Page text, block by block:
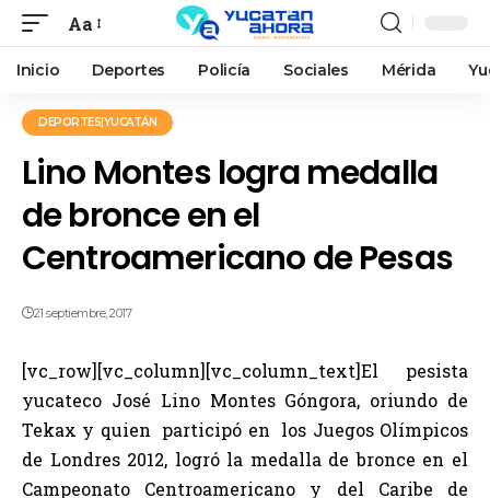
Aa
Inicio Deportes Policía Sociales Mérida
DEPORTES|YUCATÁN
Lino Montes logra medalla
de bronce en el
Centroamericano de Pesas
21 septiembre, 2017
[vc_row][vc_column][vc_column_text]El pesista
yucateco José Lino Montes Góngora, oriundo de
Tekax y quien participó en los Juegos Olímpicos
de Londres 2012, logró la medalla de bronce en el
Campeonato Centroamericano y del Caribe de